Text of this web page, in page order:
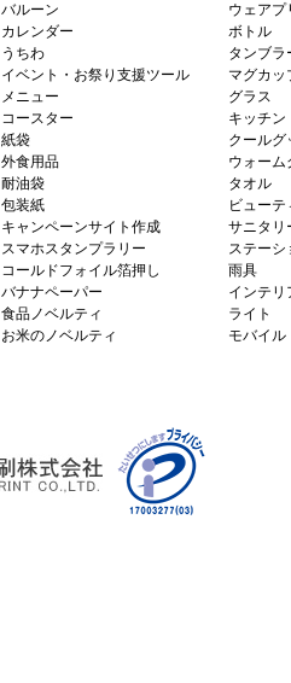
バルーン
カレンダー
うちわ
イベント・お祭り支援ツール
メニュー
コースター
紙袋
外食用品
耐油袋
包装紙
キャンペーンサイト作成
スマホスタンプラリー
コールドフォイル箔押し
バナナペーパー
食品ノベルティ
お米のノベルティ
ウェアプ
ボトル
タンブラ
マグカッ
グラス
キッチン
クールグ
ウォーム
タオル
ビューテ
サニタリ
ステーシ
雨具
インテリ
ライト
モバイル